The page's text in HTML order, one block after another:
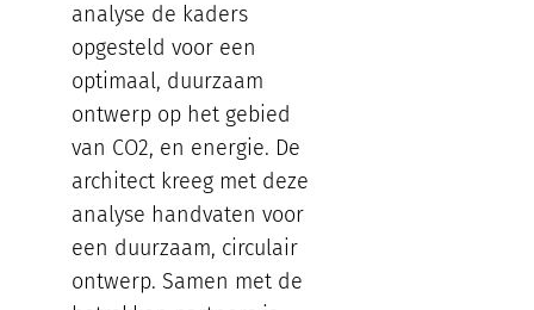
analyse de kaders
opgesteld voor een
optimaal, duurzaam
ontwerp op het gebied
van CO2, en energie. De
architect kreeg met deze
analyse handvaten voor
een duurzaam, circulair
ontwerp. Samen met de